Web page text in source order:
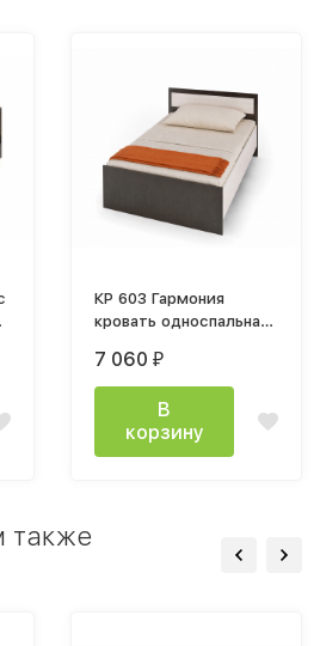
КР 603 Гармония
кровать односпальная
7 060 ₽
В
корзину
также